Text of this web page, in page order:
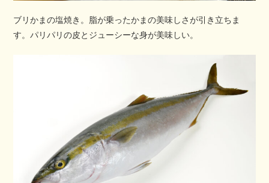
ブリかまの塩焼き。脂が乗ったかまの美味しさが引き立ちま
す。パリパリの皮とジューシーな身が美味しい。